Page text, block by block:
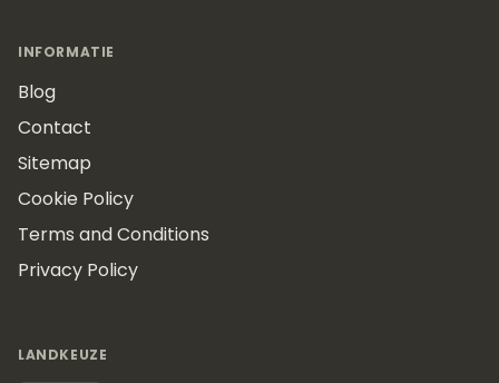
INFORMATIE
Blog
Contact
Sitemap
Cookie Policy
Terms and Conditions
Privacy Policy
LANDKEUZE